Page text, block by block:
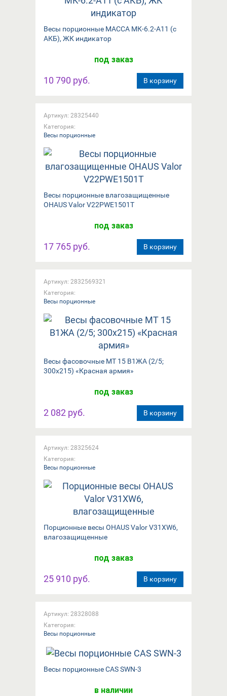
Весы порционные МАССА МК-6.2-А11 (с
АКБ), ЖК индикатор
под заказ
10 790 руб. В корзину
Артикул: 28325440
Категория:
Весы порционные
Весы порционные влагозащищенные
OHAUS Valor V22PWE1501T
под заказ
17 765 руб. В корзину
Артикул: 2832569321
Категория:
Весы порционные
Весы фасовочные МТ 15 В1ЖА (2/5;
300x215) «Красная армия»
под заказ
2 082 руб. В корзину
Артикул: 28325624
Категория:
Весы порционные
Порционные весы OHAUS Valor V31XW6,
влагозащищенные
под заказ
25 910 руб. В корзину
Артикул: 28328088
Категория:
Весы порционные
Весы порционные CAS SWN-3
в наличии